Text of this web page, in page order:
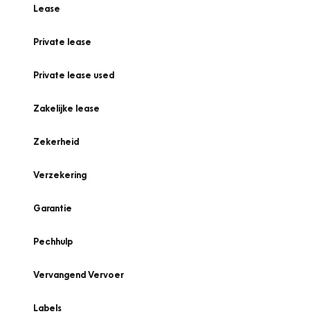
Lease
Private lease
Private lease used
Zakelijke lease
Zekerheid
Verzekering
Garantie
Pechhulp
Vervangend Vervoer
Labels